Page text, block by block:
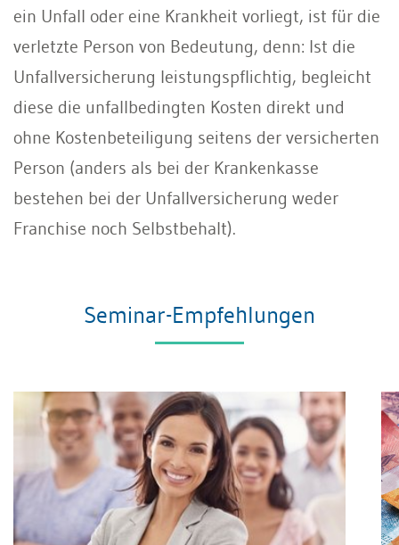
ein Unfall oder eine Krankheit vorliegt, ist für die
verletzte Person von Bedeutung, denn: Ist die
Unfallversicherung leistungspflichtig, begleicht
diese die unfallbedingten Kosten direkt und
ohne Kostenbeteiligung seitens der versicherten
Person (anders als bei der Krankenkasse
bestehen bei der Unfallversicherung weder
Franchise noch Selbstbehalt).
Seminar-Empfehlungen